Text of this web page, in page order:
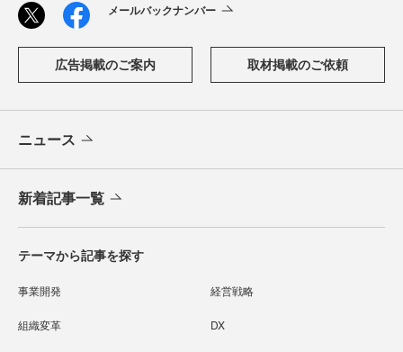
メールバックナンバー
広告掲載のご案内 取材掲載のご依頼
ニュース
新着記事一覧
テーマから記事を探す
事業開発 経営戦略
組織変革 DX